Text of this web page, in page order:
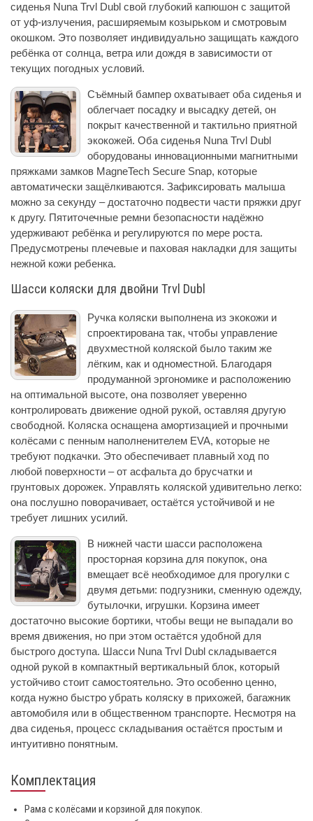
сиденья Nuna Trvl Dubl свой глубокий капюшон с защитой
от уф-излучения, расширяемым козырьком и смотровым
окошком. Это позволяет индивидуально защищать каждого
ребёнка от солнца, ветра или дождя в зависимости от
текущих погодных условий.
Съёмный бампер охватывает оба сиденья и
облегчает посадку и высадку детей, он
покрыт качественной и тактильно приятной
экокожей. Оба сиденья Nuna Trvl Dubl
оборудованы инновационными магнитными
пряжками замков MagneTech Secure Snap, которые
автоматически защёлкиваются. Зафиксировать малыша
можно за секунду – достаточно подвести части пряжки друг
к другу. Пятиточечные ремни безопасности надёжно
удерживают ребёнка и регулируются по мере роста.
Предусмотрены плечевые и паховая накладки для защиты
нежной кожи ребенка.
Шасси коляски для двойни Trvl Dubl
Ручка коляски выполнена из экокожи и
спроектирована так, чтобы управление
двухместной коляской было таким же
лёгким, как и одноместной. Благодаря
продуманной эргономике и расположению
на оптимальной высоте, она позволяет уверенно
контролировать движение одной рукой, оставляя другую
свободной. Коляска оснащена амортизацией и прочными
колёсами с пенным наполненителем EVA, которые не
требуют подкачки. Это обеспечивает плавный ход по
любой поверхности – от асфальта до брусчатки и
грунтовых дорожек. Управлять коляской удивительно легко:
она послушно поворачивает, остаётся устойчивой и не
требует лишних усилий.
В нижней части шасси расположена
просторная корзина для покупок, она
вмещает всё необходимое для прогулки с
двумя детьми: подгузники, сменную одежду,
бутылочки, игрушки. Корзина имеет
достаточно высокие бортики, чтобы вещи не выпадали во
время движения, но при этом остаётся удобной для
быстрого доступа. Шасси Nuna Trvl Dubl складывается
одной рукой в компактный вертикальный блок, который
устойчиво стоит самостоятельно. Это особенно ценно,
когда нужно быстро убрать коляску в прихожей, багажник
автомобиля или в общественном транспорте. Несмотря на
два сиденья, процесс складывания остаётся простым и
интуитивно понятным.
Комплектация
Рама с колёсами и корзиной для покупок.